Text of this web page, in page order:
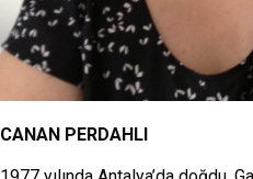
CANAN PERDAHLI